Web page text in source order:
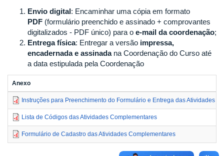
Envio digital: Encaminhar uma cópia em formato
PDF (formulário preenchido e assinado + comprovantes
digitalizados - PDF único) para o e-mail da coordenação;
Entrega física: Entregar a versão impressa,
encadernada e assinadana Coordenação do Curso até
a data estipulada pela Coordenação
Anexo
Instruções para Preenchimento do Formulário e Entrega das Atividades
Lista de Códigos das Atividades Complementares
Formulário de Cadastro das Atividades Complementares